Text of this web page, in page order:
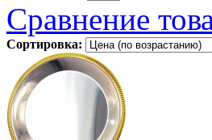
Сравнение
Сортировка: